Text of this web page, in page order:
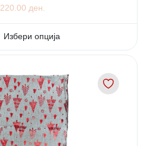
220.00 ден.
Избери опција